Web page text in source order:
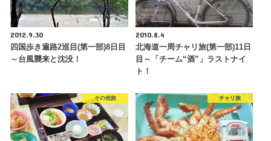
2012.9.30
四国歩き遍路2巡目(第一部)8日目
～台風襲来と沈没！
2010.8.4
北海道一周チャリ旅(第一部)11日
目～「チーム“酒”」ラストナイ
ト！
その他旅 チャリ旅